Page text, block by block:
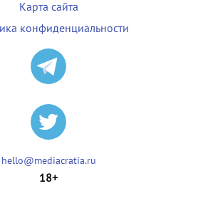
Карта сайта
конфиденциальности
hello@mediacratia.ru
18+